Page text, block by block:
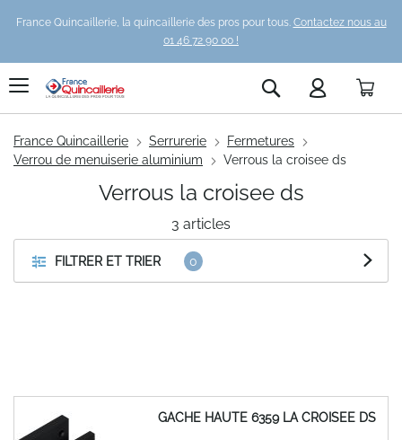
France Quincaillerie, la quincaillerie des pros pour tous. Contactez nous au
01 46 72 90 00 !
Rechercher
France Quincaillerie Serrurerie
Fermetures
Verrou de menuiserie aluminium
Verrous la croisee ds
FILTRER ET TRIER
3 articles
Verrous la croisee ds
GACHE HAUTE 6359 LA CROISEE DS